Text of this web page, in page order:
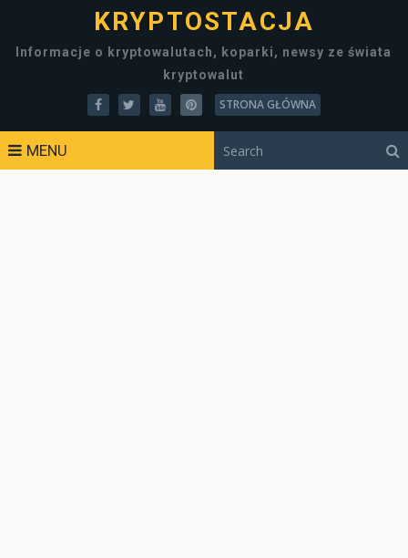
KRYPTOSTACJA
Informacje o kryptowalutach, koparki, newsy ze świata
kryptowalut
STRONA GŁÓWNA
MENU